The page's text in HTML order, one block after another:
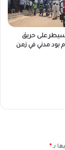
على حريق
بود مدني في زمن
بـ *